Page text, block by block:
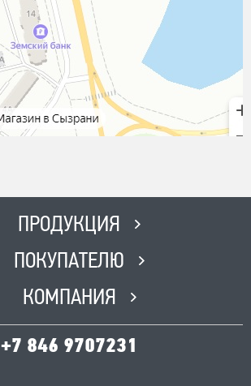
ПРОДУКЦИЯ
ПОКУПАТЕЛЮ
КОМПАНИЯ
+7 846 9707231